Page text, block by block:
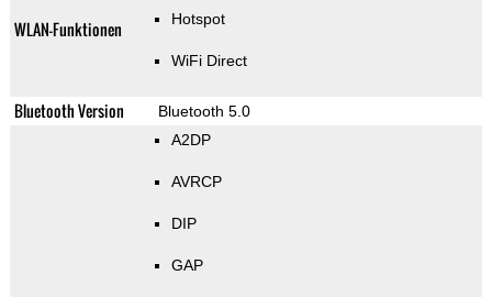
WLAN-Funktionen Hotspot
WiFi Direct
Bluetooth Version Bluetooth 5.0
A2DP
AVRCP
DIP
GAP